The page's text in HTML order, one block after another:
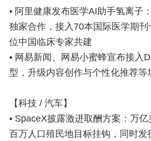
• 阿里健康发布医学AI助手氢离子
独家合作，接入70本国际医学期
位中国临床专家共建
• 网易新闻、网易小蜜蜂宣布接入
型，升级内容创作与个性化推荐等
【科技 / 汽车】
• SpaceX披露激进取酬方案：万
百万人口殖民地目标挂钩，同时发